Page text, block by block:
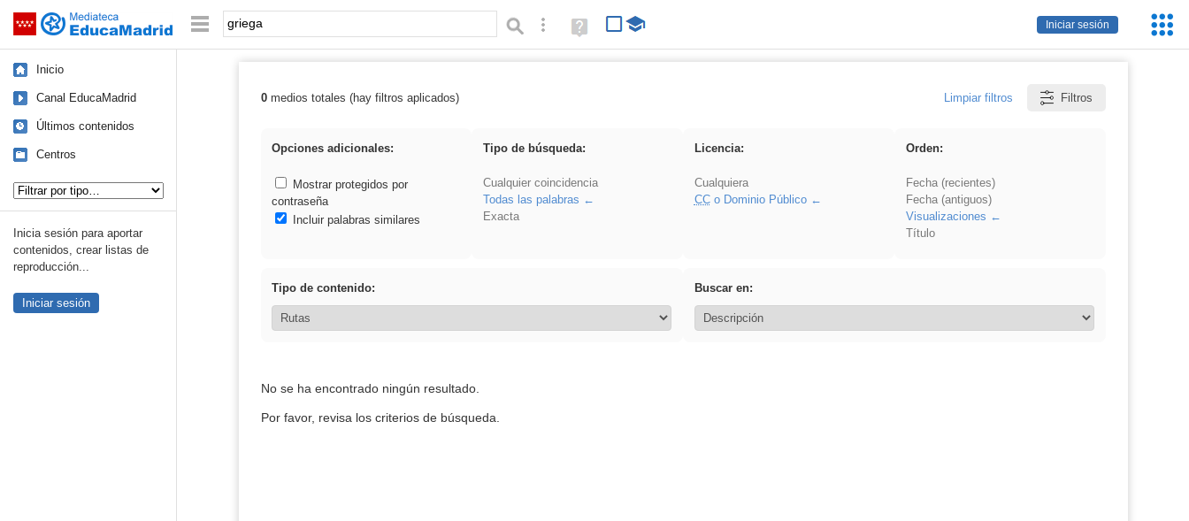
Saltar navegación
Iniciar sesión
Palabra o frase: Búsqueda avanzada
Ayuda
(en
Inicio
Canal EducaMadrid
Últimos contenidos
Centros
Inicia sesión para aportar
contenidos, crear listas de
reproducción...
Iniciar sesión
Resultados de: griega
0medios totales (hay filtros aplicados) Limpiar filtros Filtros
Opciones adicionales:
Mostrar protegidos por
contraseña
Incluir palabras similares
Tipo de búsqueda:
Cualquier coincidencia
Todas las palabras
Exacta
Licencia:
Cualquiera
CCo Dominio Público
Orden:
Fecha (recientes)
Fecha (antiguos)
Visualizaciones
Título
Tipo de contenido: Buscar en:
No se ha encontrado ningún resultado.
Por favor, revisa los criterios de búsqueda.